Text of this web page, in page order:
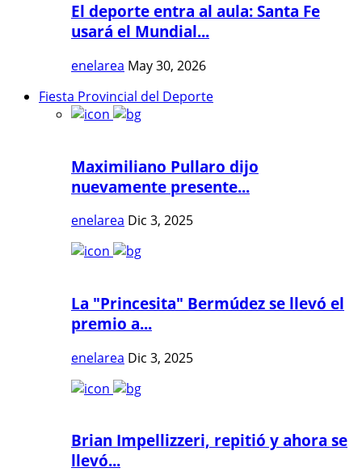
El deporte entra al aula: Santa Fe
usará el Mundial...
enelarea May 30, 2026
Fiesta Provincial del Deporte
Maximiliano Pullaro dijo
nuevamente presente...
enelarea Dic 3, 2025
La "Princesita" Bermúdez se llevó el
premio a...
enelarea Dic 3, 2025
Brian Impellizzeri, repitió y ahora se
llevó...